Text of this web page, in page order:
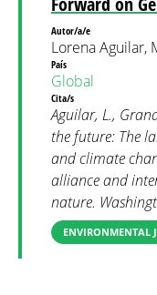
Autor/a/e
Lorena Aguilar,
País
Global
Cita/s
Aguilar, L.,
the future: The
and climate
alliance and
nature.
ENVIRONMENTAL